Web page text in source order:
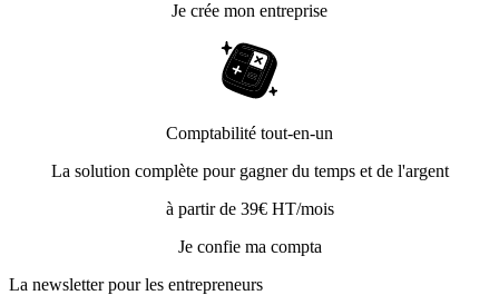
Je crée mon entreprise
Comptabilité tout-en-un
La solution complète pour gagner du temps et de l'argent
à partir de 39€ HT/mois
Je confie ma compta
La newsletter pour les entrepreneurs